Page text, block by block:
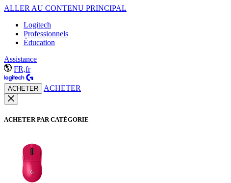
ALLER AU CONTENU PRINCIPAL
Logitech
Professionnels
Éducation
Assistance
FR,fr
ACHETER ACHETER
ACHETER PAR CATÉGORIE